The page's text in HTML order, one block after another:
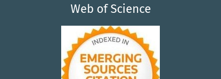
Web of Science